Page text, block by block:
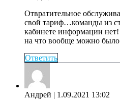
Отвратительное
свой тариф…команды из
кабинете информации
на что вообще можно было
Ответить
Андрей | 1.09.2021 13:02